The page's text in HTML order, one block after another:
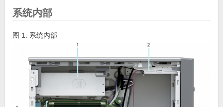
系统内部
图 1. 系统内部